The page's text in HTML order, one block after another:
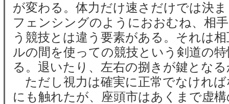
が変わる。体力だけ速さだけでは決
フェンシングのようにおおむね、相
う競技とは違う要素がある。それは
ルの間を使っての競技という剣道の
る。退いたり、左右の捌きが鍵とな
ただし視力は確実に正常でなけれ
にも触れたが、座頭市はあくまで虚